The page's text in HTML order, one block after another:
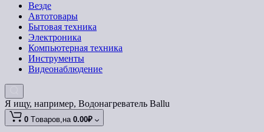
Везде
Автотовары
Бытовая техника
Электроника
Компьютерная техника
Инструменты
Видеонаблюдение
Я ищу, например, Водонагреватель Ballu
0 Tоваров,на 0.00₽